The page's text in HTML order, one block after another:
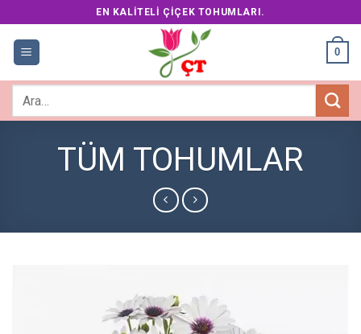
to
content
EN KALITELI ÇIÇEK TOHUMLARI.
0
TÜM TOHUMLAR